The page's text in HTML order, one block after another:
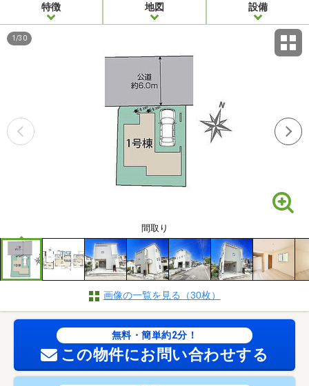
特徴 地図 設備
間取り
1 /30
画像の一覧を見る（30枚）
無料・簡単約2分！
この物件にお問い合わせする